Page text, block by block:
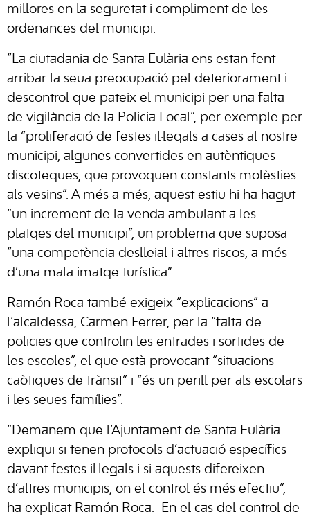
millores en la seguretat i compliment de les
ordenances del municipi.
“La ciutadania de Santa Eulària ens estan fent
arribar la seua preocupació pel deteriorament i
descontrol que pateix el municipi per una falta
de vigilància de la Policia Local”, per exemple per
la “proliferació de festes il·legals a cases al nostre
municipi, algunes convertides en autèntiques
discoteques, que provoquen constants molèsties
als vesins”. A més a més, aquest estiu hi ha hagut
“un increment de la venda ambulant a les
platges del municipi”, un problema que suposa
“una competència deslleial i altres riscos, a més
d’una mala imatge turística”.
Ramón Roca també exigeix “explicacions” a
l’alcaldessa, Carmen Ferrer, per la “falta de
policies que controlin les entrades i sortides de
les escoles”, el que està provocant “situacions
caòtiques de trànsit” i “és un perill per als escolars
i les seues famílies”.
“Demanem que l’Ajuntament de Santa Eulària
expliqui si tenen protocols d’actuació específics
davant festes il·legals i si aquests difereixen
d’altres municipis, on el control és més efectiu”,
ha explicat Ramón Roca. En el cas del control de